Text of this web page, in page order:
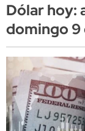
Dólar hoy:
domingo 9